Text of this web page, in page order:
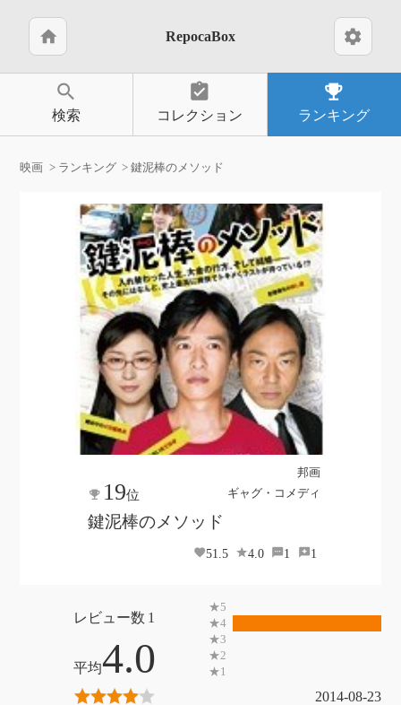
home RepocaBox settings
search
検索
assignment_turned_in
コレクション
emoji_events
ランキング
映画 ランキング 鍵泥棒のメソッド
邦画
ギャグ・コメディ
19位
鍵泥棒のメソッド
51.5 4.0 1 1
1
4.0
2014-08-23